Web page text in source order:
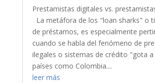
Prestamistas digitales vs.
La metáfora de los "loan sharks" o
de préstamos, es especialmente
cuando se habla del fenómeno de
ilegales o sistemas de crédito "gota
países como Colombia....
leer más